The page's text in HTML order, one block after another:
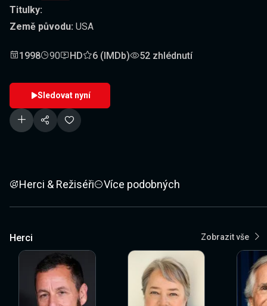
Titulky:
Země původu: USA
1998 90 HD 6 (IMDb) 52 zhlédnutí
Sledovat nyní
Herci & Režiséři Více podobných
Herci Zobrazit vše